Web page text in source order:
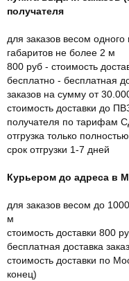
получателя
для заказов весом
габаритов не более 2 м
800 руб - стоимость
бесплатно - бесплатная
заказов на сумму от
стоимость доставки до
получателя по тарифам
отгрузка только
срок отгрузки 1-7 дней
Курьером до адреса в
для заказов весом до
м
стоимость доставки 800
бесплатная доставка
стоимость доставки по
конец)